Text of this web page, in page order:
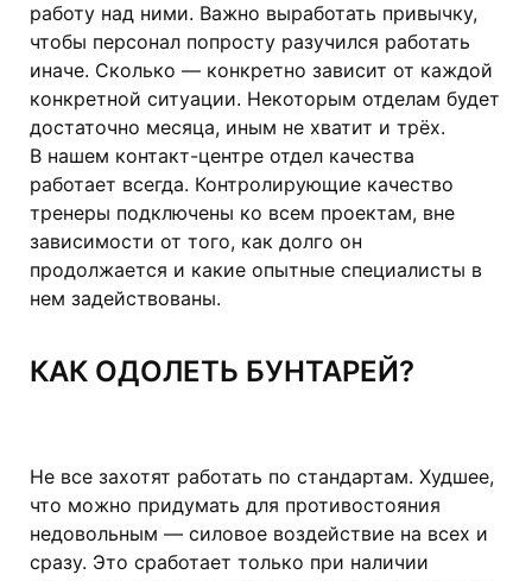
работу над ними. Важно выработать привычку,
чтобы персонал попросту разучился работать
иначе. Сколько — конкретно зависит от каждой
конкретной ситуации. Некоторым отделам будет
достаточно месяца, иным не хватит и трёх.
В нашем контакт-центре отдел качества
работает всегда. Контролирующие качество
тренеры подключены ко всем проектам, вне
зависимости от того, как долго он
продолжается и какие опытные специалисты в
нем задействованы.
КАК ОДОЛЕТЬ БУНТАРЕЙ?
Не все захотят работать по стандартам. Худшее,
что можно придумать для противостояния
недовольным — силовое воздействие на всех и
сразу. Это сработает только при наличии